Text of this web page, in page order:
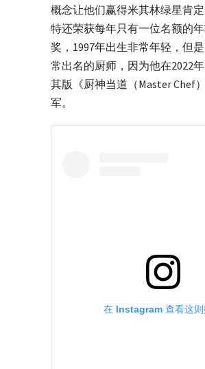
概念让他们赢得米其林绿星肯
特还荣获每年只有一位名额的
奖，1997年出生非常年轻，但
常出名的厨师，因为他在2022
其版《厨神当道（Master Chef
军。
在 Instagram 查看这则